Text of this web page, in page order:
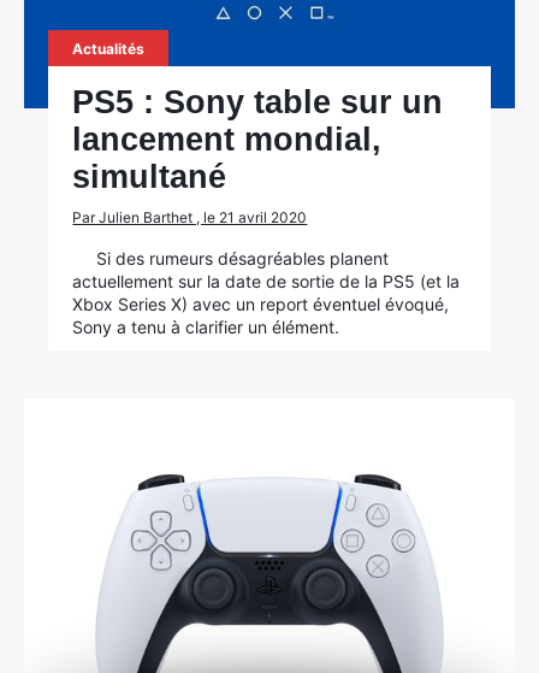
Actualités
PS5 : Sony table sur un
lancement mondial,
simultané
Par Julien Barthet , le 21 avril 2020
Si des rumeurs désagréables planent
actuellement sur la date de sortie de la PS5 (et la
Xbox Series X) avec un report éventuel évoqué,
Sony a tenu à clarifier un élément.